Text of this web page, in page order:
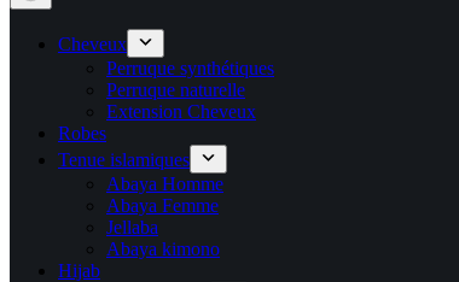
Cheveux
Perruque synthétiques
Perruque naturelle
Extension Cheveux
Robes
Tenue islamiques
Abaya Homme
Abaya Femme
Jellaba
Abaya kimono
Hijab